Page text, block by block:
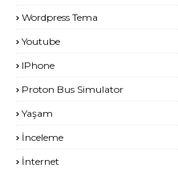
Wordpress Tema
Youtube
IPhone
Proton Bus Simulator
Yaşam
İnceleme
İnternet